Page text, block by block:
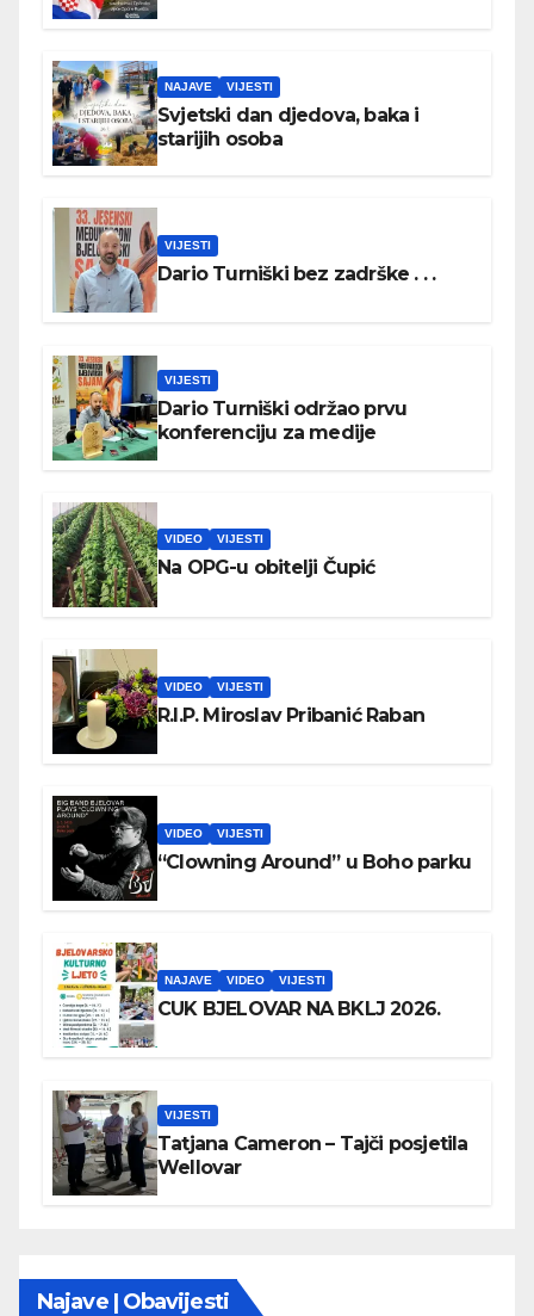
NAJAVE VIJESTI
Svjetski dan djedova, baka i
starijih osoba
VIJESTI
Dario Turniški bez zadrške . . .
VIJESTI
Dario Turniški održao prvu
konferenciju za medije
VIDEO VIJESTI
Na OPG-u obitelji Čupić
VIDEO VIJESTI
R.I.P. Miroslav Pribanić Raban
VIDEO VIJESTI
“Clowning Around” u Boho parku
NAJAVE VIDEO VIJESTI
CUK BJELOVAR NA BKLJ 2026.
VIJESTI
Tatjana Cameron – Tajči posjetila
Wellovar
Najave | Obavijesti